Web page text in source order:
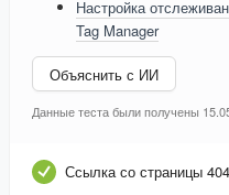
Настройка
Tag Manager
Объяснить с ИИ
Данные теста были получены
Ссылка со страницы 404